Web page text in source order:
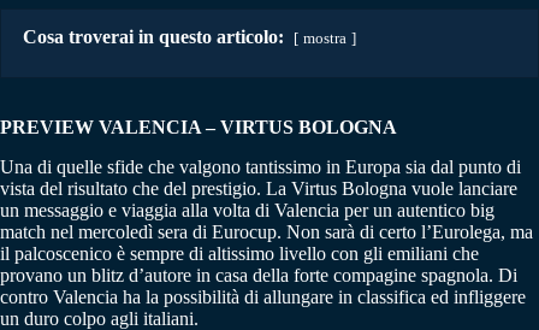
Cosa troverai in questo articolo: mostra
PREVIEW VALENCIA – VIRTUS BOLOGNA
Una di quelle sfide che valgono tantissimo in Europa sia dal punto di
vista del risultato che del prestigio. La Virtus Bologna vuole lanciare
un messaggio e viaggia alla volta di Valencia per un autentico big
match nel mercoledì sera di Eurocup. Non sarà di certo l’Eurolega, ma
il palcoscenico è sempre di altissimo livello con gli emiliani che
provano un blitz d’autore in casa della forte compagine spagnola. Di
contro Valencia ha la possibilità di allungare in classifica ed infliggere
un duro colpo agli italiani.